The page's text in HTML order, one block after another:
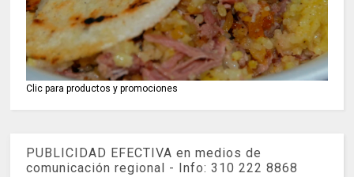
Clic para productos y promociones
PUBLICIDAD EFECTIVA en medios de
comunicación regional - Info: 310 222 8868